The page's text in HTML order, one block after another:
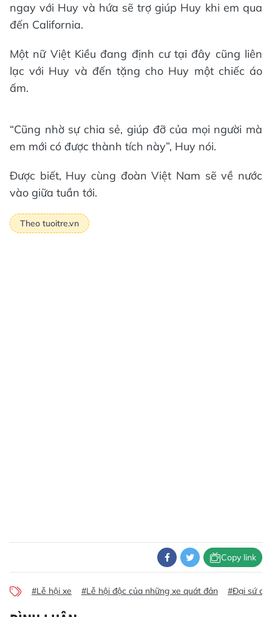
ngay với Huy và hứa sẽ trợ giúp Huy khi em qua
đến California.
Một nữ Việt Kiều đang định cư tại đây cũng liên
lạc với Huy và đến tặng cho Huy một chiếc áo
ấm.
“Cũng nhờ sự chia sẻ, giúp đỡ của mọi người mà
em mới có được thành tích này”, Huy nói.
Được biết, Huy cùng đoàn Việt Nam sẽ về nước
vào giữa tuần tới.
Theo tuoitre.vn
Copy link
#Lễ hội xe #Lễ hội độc của những xe quát đản #Đại sứ